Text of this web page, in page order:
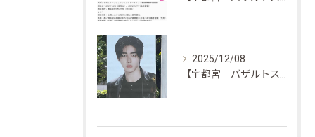
2025/12/08